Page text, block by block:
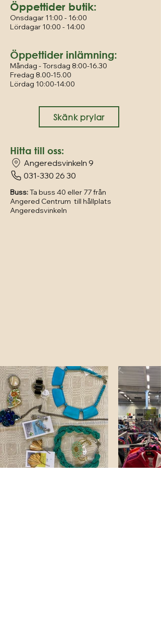
Öppettider butik:
Onsdagar 11:00 - 16:00
Lördagar 10:00 - 14:00
Öppettider inlämning:
Måndag - Torsdag 8:00-16.30
Fredag 8.00-15.00
Lördag 10:00-14:00
Skänk prylar
Hitta till oss:
Angeredsvinkeln 9
031-330 26 30
Buss:Ta buss 40 eller 77 från
Angered Centrum till hållplats
Angeredsvinkeln